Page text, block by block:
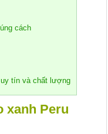
cách
tín và chất lượng
xanh Peru